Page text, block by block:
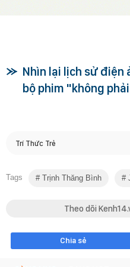
Nhìn lại lịch sử điện
bộ phim "không
Trí Thức Trẻ
Tags Trịnh Thăng Bình
Theo dõi
Chia sẻ